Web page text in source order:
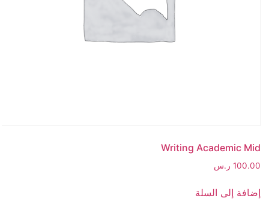
Writing Academic
ر.س
إلى السلة